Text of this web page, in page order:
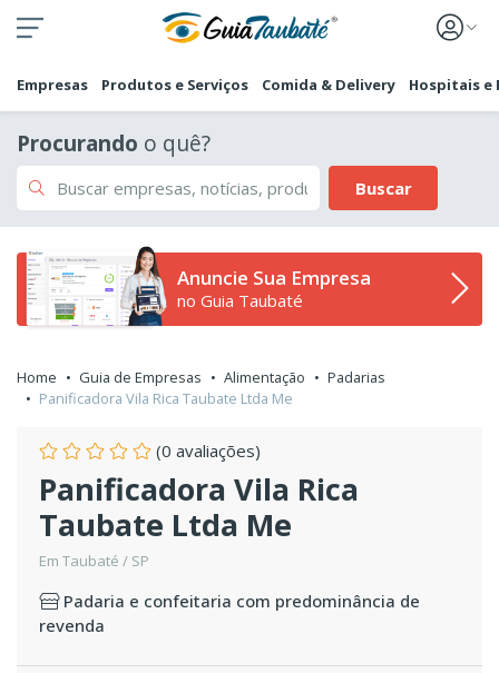
Empresas Produtos e Serviços Comida & Delivery Hospitais e
Procurando o quê?
Buscar
Anuncie Sua Empresa
no Guia Taubaté
Home Guia de Empresas Alimentação
Padarias
Panificadora Vila Rica Taubate Ltda Me
(0 avaliações)
Panificadora Vila Rica
Taubate Ltda Me
Em Taubaté / SP
Padaria e confeitaria com predominância de
revenda